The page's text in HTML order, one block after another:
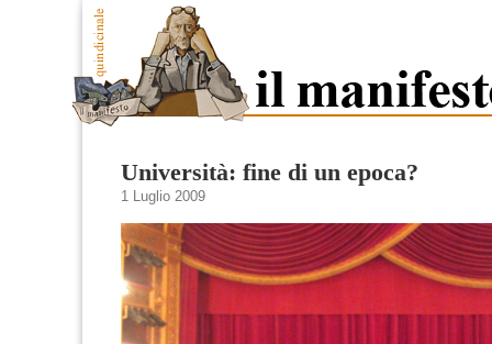
Università: fine di un epoca?
1 Luglio 2009